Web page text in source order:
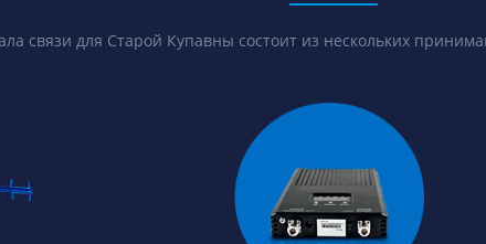
связи для Старой Купавны состоит из нескольких